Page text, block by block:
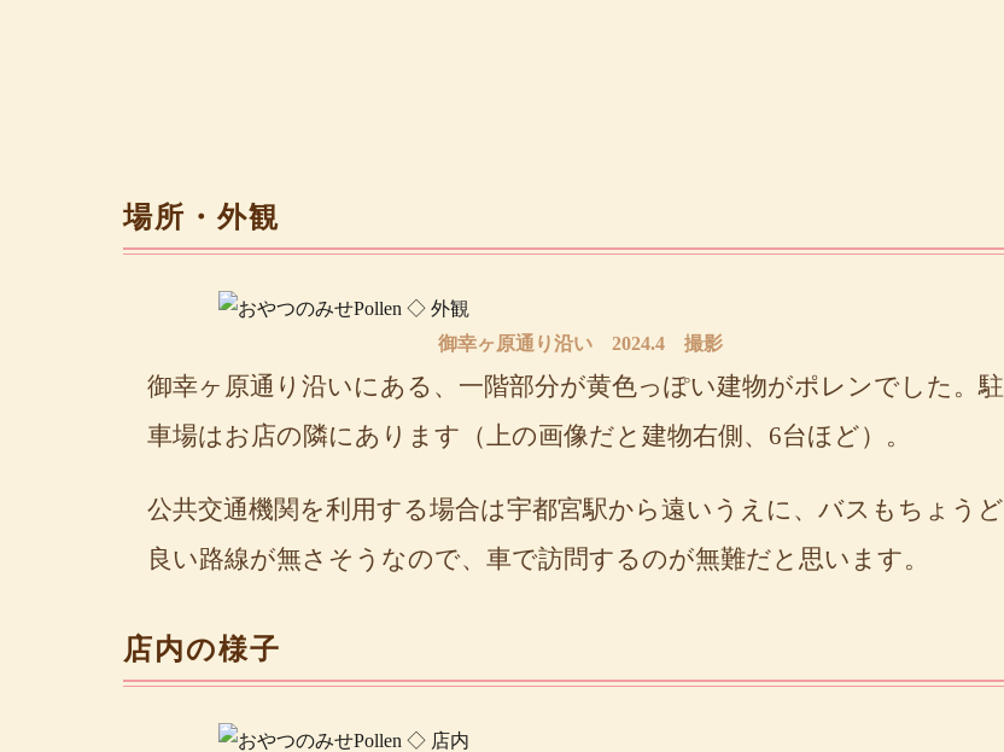
場所・外観
御幸ヶ原通り沿い 2024.4 撮影
御幸ヶ原通り沿いにある、一階部分が黄色っぽい建物がポレンでした。駐
車場はお店の隣にあります（上の画像だと建物右側、6台ほど）。
公共交通機関を利用する場合は宇都宮駅から遠いうえに、バスもちょうど
良い路線が無さそうなので、車で訪問するのが無難だと思います。
店内の様子